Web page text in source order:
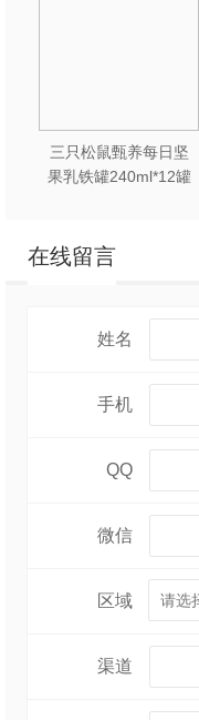
三只松鼠甄养每日坚
果乳铁罐240ml*12罐
在线留言
姓名
手机
QQ
微信
区域
渠道